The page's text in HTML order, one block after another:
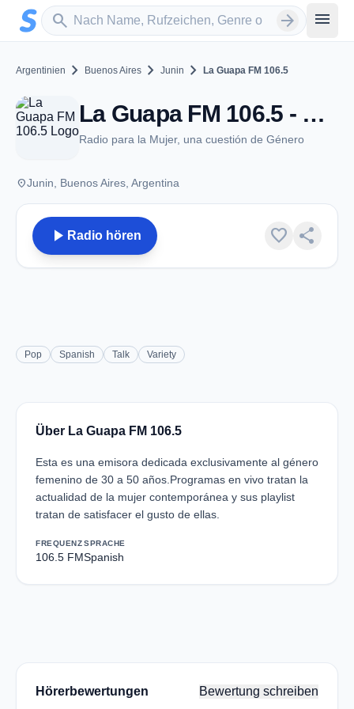
Zum Hauptinhalt springen
search
Sender suchen arrow_forward menu
Argentinien chevron_right Buenos Aires chevron_right Junin chevron_right La Guapa FM 106.5
La Guapa FM 106.5 - FM 106.5 - Junin
Radio para la Mujer, una cuestión de Género
placeJunin, Buenos Aires, Argentina
play_arrow Radio hören favorite share
Pop Spanish Talk Variety
Über La Guapa FM 106.5
Esta es una emisora dedicada exclusivamente al género
femenino de 30 a 50 años.Programas en vivo tratan la
actualidad de la mujer contemporánea y sus playlist
tratan de satisfacer el gusto de ellas.
FREQUENZ
106.5 FM
SPRACHE
Spanish
Hörerbewertungen Bewertung schreiben